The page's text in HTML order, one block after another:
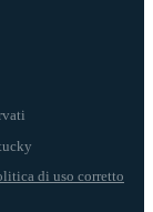
di uso corretto